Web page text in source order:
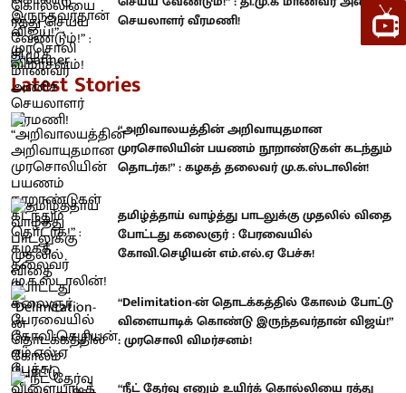
செயலாளர் வீரமணி!
Latest Stories
“அறிவாலயத்தின் அறிவாயுதமான
முரசொலியின் பயணம் நூறாண்டுகள் கடந்தும்
தொடர்க!” : கழகத் தலைவர் மு.க.ஸ்டாலின்!
தமிழ்த்தாய் வாழ்த்து பாடலுக்கு முதலில் விதை
போட்டது கலைஞர் : பேரவையில்
கோவி.செழியன் எம்.எல்.ஏ பேச்சு!
“Delimitation-ன் தொடக்கத்தில் கோலம் போட்டு
விளையாடிக் கொண்டு இருந்தவர்தான் விஜய்!”
: முரசொலி விமர்சனம்!
“நீட் தேர்வு எனும் உயிர்க் கொல்லியை ரத்து